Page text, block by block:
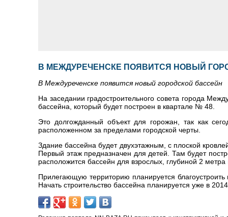
В МЕЖДУРЕЧЕНСКЕ ПОЯВИТСЯ НОВЫЙ
В Междуреченске появится новый городской бассейн
На заседании градостроительного совета города
бассейна, который будет построен в квартале № 48.
Это долгожданный объект для горожан, так как
расположенном за пределами городской черты.
Здание бассейна будет двухэтажным, с плоской
Первый этаж предназначен для детей. Там будет
расположится бассейн для взрослых, глубиной 2
Прилегающую территорию планируется
Начать строительство бассейна планируется уже в